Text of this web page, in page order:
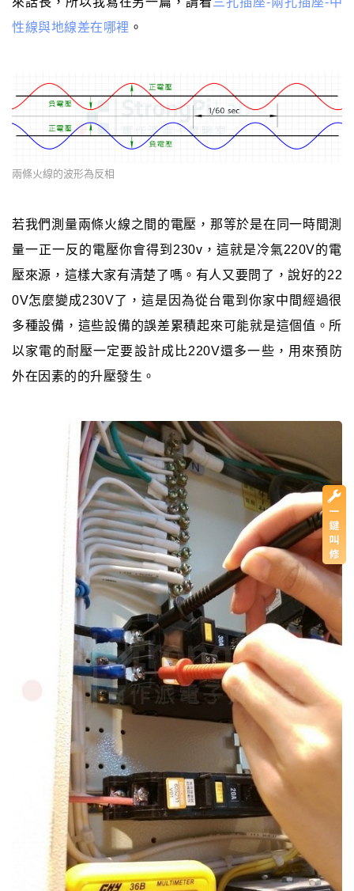
性線與地線差在哪裡 。
兩條火線的波形為反相
若我們測量兩條火線之間的電壓，那等於是在同一時間測
量一正一反的電壓你會得到230v，這就是冷氣220V的電
壓來源，這樣大家有清楚了嗎。有人又要問了，說好的22
0V怎麼變成230V了，這是因為從台電到你家中間經過很
多種設備，這些設備的誤差累積起來可能就是這個值。所
以家電的耐壓一定要設計成比220V還多一些，用來預防
外在因素的的升壓發生。